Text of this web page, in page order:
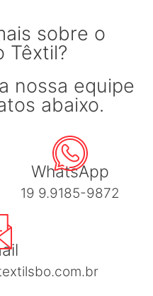
sobre o
Têxtil?
nossa equipe
abaixo.
WhatsApp
19 9.9185-9872